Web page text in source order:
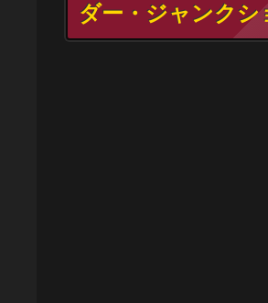
ダー・ジャンクシ